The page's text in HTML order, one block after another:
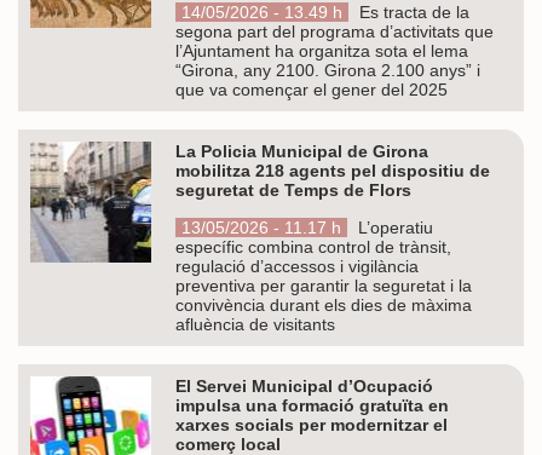
14/05/2026 - 13.49 h
Es tracta de la
segona part del programa d’activitats que
l’Ajuntament ha organitza sota el lema
“Girona, any 2100. Girona 2.100 anys” i
que va començar el gener del 2025
La Policia Municipal de Girona
mobilitza 218 agents pel dispositiu de
seguretat de Temps de Flors
13/05/2026 - 11.17 h
L’operatiu
específic combina control de trànsit,
regulació d’accessos i vigilància
preventiva per garantir la seguretat i la
convivència durant els dies de màxima
afluència de visitants
El Servei Municipal d’Ocupació
impulsa una formació gratuïta en
xarxes socials per modernitzar el
comerç local